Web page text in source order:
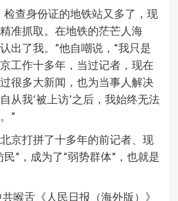
检查身份证的地铁站又多了，现
准抓取。在地铁的茫芒人海
出了我。”他自嘲说，“我只是
工作十多年，当过记者，现在
很多大新闻，也为当事人解决
从我‘被上访’之后，我始终无法
”
京打拼了十多年的前记者、现
”，成为了“弱势群体”，也就是
喉舌《人民日报（海外版）》